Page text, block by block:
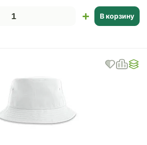
В корзину